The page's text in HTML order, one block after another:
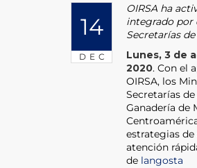
14
DEC
OIRSA ha
integrado por
Secretarías
Lunes, 3 de
2020. Con el
OIRSA, los
Secretarías
Ganadería de
estrategias
atención
de langosta